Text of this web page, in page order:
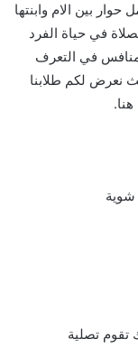
بين الام وابنتها
في حياة الفرد
في التعرف
نعرض لكم طلابنا
شوية
تقوم تصلية